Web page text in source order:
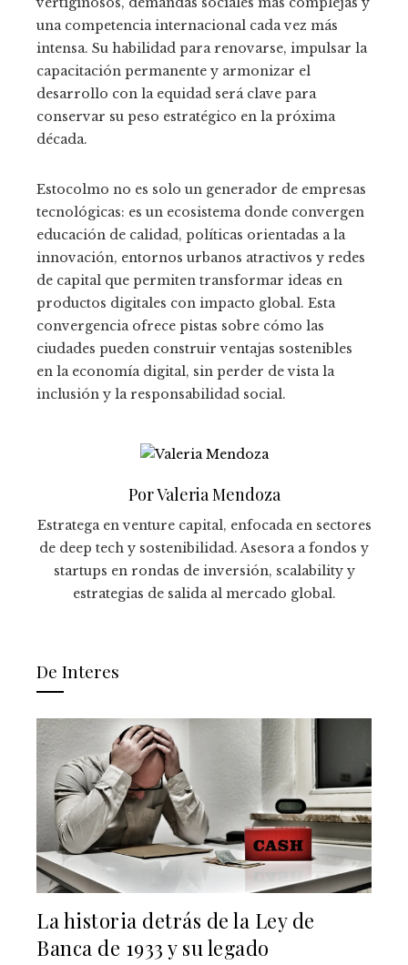
una competencia internacional cada vez más
intensa. Su habilidad para renovarse, impulsar la
capacitación permanente y armonizar el
desarrollo con la equidad será clave para
conservar su peso estratégico en la próxima
década.
Estocolmo no es solo un generador de empresas
tecnológicas: es un ecosistema donde convergen
educación de calidad, políticas orientadas a la
innovación, entornos urbanos atractivos y redes
de capital que permiten transformar ideas en
productos digitales con impacto global. Esta
convergencia ofrece pistas sobre cómo las
ciudades pueden construir ventajas sostenibles
en la economía digital, sin perder de vista la
inclusión y la responsabilidad social.
Por Valeria Mendoza
Estratega en venture capital, enfocada en sectores
de deep tech y sostenibilidad. Asesora a fondos y
startups en rondas de inversión, scalability y
estrategias de salida al mercado global.
De Interes
La historia detrás de la Ley de
Banca de 1933 y su legado